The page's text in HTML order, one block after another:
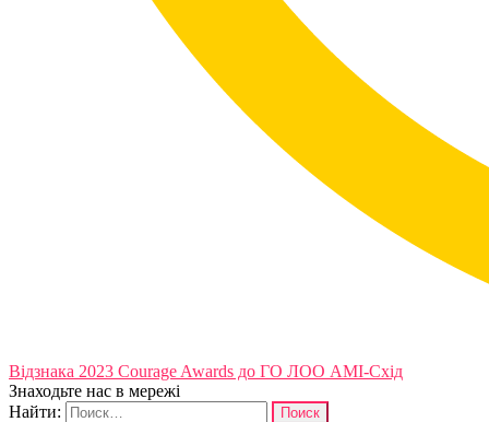
Відзнака 2023 Courage Awards до ГО ЛОО АМІ-Схід
Знаходьте нас в мережі
Найти: